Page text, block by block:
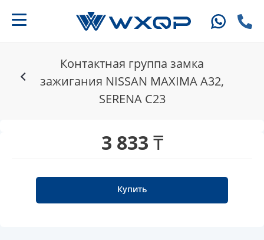
Контактная группа замка
зажигания NISSAN MAXIMA A32,
SERENA C23
3 833 ₸
Купить